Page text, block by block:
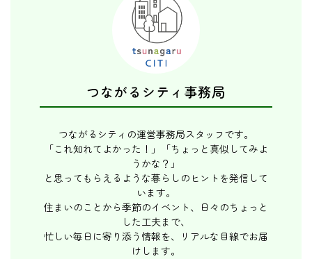
つながるシティ事務局
つながるシティの運営事務局スタッフです。
「これ知れてよかった！」「ちょっと真似してみよ
うかな？」
と思ってもらえるような暮らしのヒントを発信して
います。
住まいのことから季節のイベント、日々のちょっと
した工夫まで、
忙しい毎日に寄り添う情報を、リアルな目線でお届
けします。